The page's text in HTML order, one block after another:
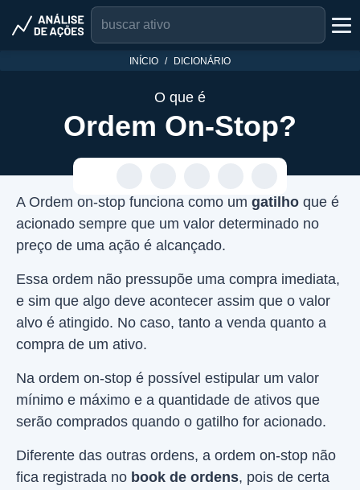
INÍCIO DICIONÁRIO
O que é
Ordem On-Stop?
A Ordem on-stop funciona como um gatilho que é
acionado sempre que um valor determinado no
preço de uma ação é alcançado.
Essa ordem não pressupõe uma compra imediata,
e sim que algo deve acontecer assim que o valor
alvo é atingido. No caso, tanto a venda quanto a
compra de um ativo.
Na ordem on-stop é possível estipular um valor
mínimo e máximo e a quantidade de ativos que
serão comprados quando o gatilho for acionado.
Diferente das outras ordens, a ordem on-stop não
fica registrada no book de ordens, pois de certa